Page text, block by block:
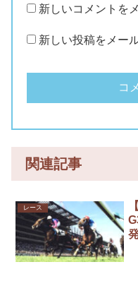
新しいコメントを
新しい投稿をメー
関連記事
レース